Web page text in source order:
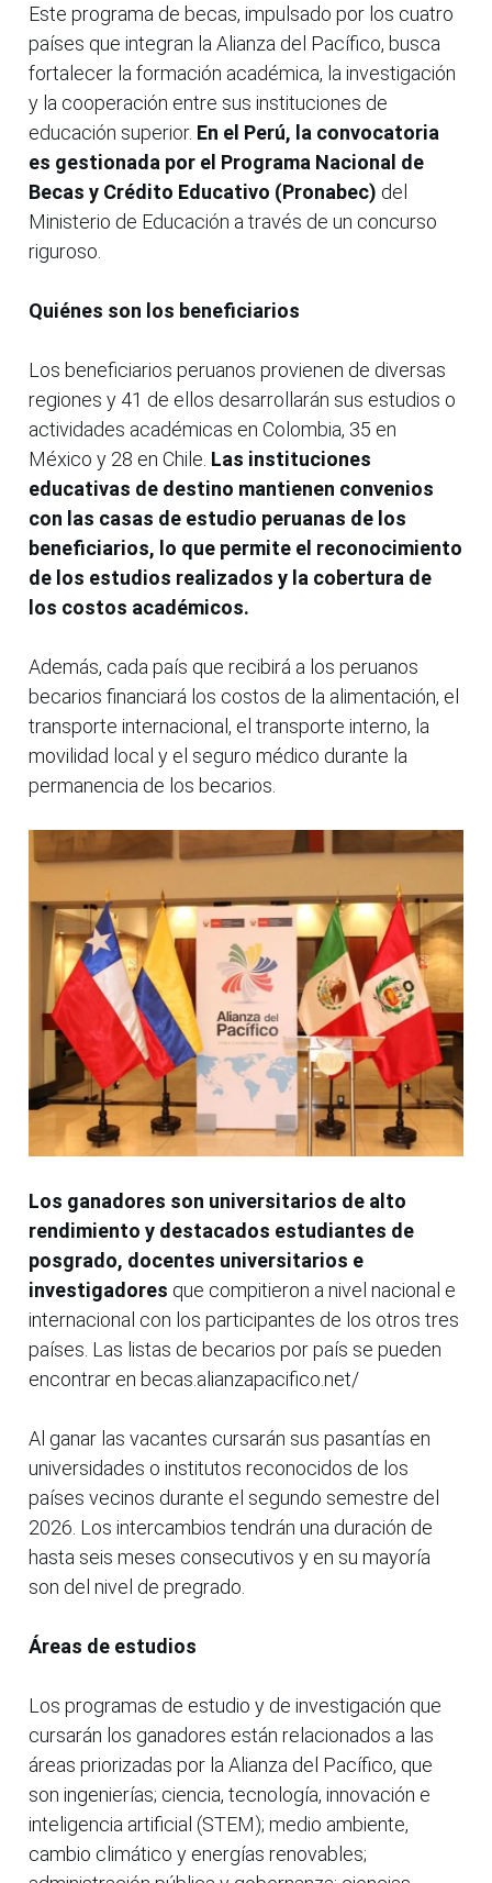
Este programa de becas, impulsado por los cuatro
países que integran la Alianza del Pacífico, busca
fortalecer la formación académica, la investigación
y la cooperación entre sus instituciones de
educación superior. En el Perú, la convocatoria
es gestionada por el Programa Nacional de
Becas y Crédito Educativo (Pronabec) del
Ministerio de Educación a través de un concurso
riguroso.
Quiénes son los beneficiarios
Los beneficiarios peruanos provienen de diversas
regiones y 41 de ellos desarrollarán sus estudios o
actividades académicas en Colombia, 35 en
México y 28 en Chile. Las instituciones
educativas de destino mantienen convenios
con las casas de estudio peruanas de los
beneficiarios, lo que permite el reconocimiento
de los estudios realizados y la cobertura de
los costos académicos.
Además, cada país que recibirá a los peruanos
becarios financiará los costos de la alimentación, el
transporte internacional, el transporte interno, la
movilidad local y el seguro médico durante la
permanencia de los becarios.
Los ganadores son universitarios de alto
rendimiento y destacados estudiantes de
posgrado, docentes universitarios e
investigadores que compitieron a nivel nacional e
internacional con los participantes de los otros tres
países. Las listas de becarios por país se pueden
encontrar en becas.alianzapacifico.net/
Al ganar las vacantes cursarán sus pasantías en
universidades o institutos reconocidos de los
países vecinos durante el segundo semestre del
2026. Los intercambios tendrán una duración de
hasta seis meses consecutivos y en su mayoría
son del nivel de pregrado.
Áreas de estudios
Los programas de estudio y de investigación que
cursarán los ganadores están relacionados a las
áreas priorizadas por la Alianza del Pacífico, que
son ingenierías; ciencia, tecnología, innovación e
inteligencia artificial (STEM); medio ambiente,
cambio climático y energías renovables;